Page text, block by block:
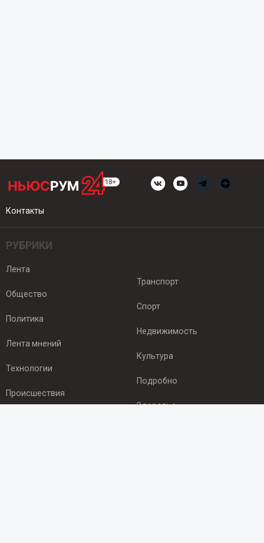
Контакты
РУБРИКИ
Лента
Общество
Политика
Лента мнений
Технологии
Происшествия
Транспорт
Спорт
Недвижимость
Культура
Подробно
Здоровье